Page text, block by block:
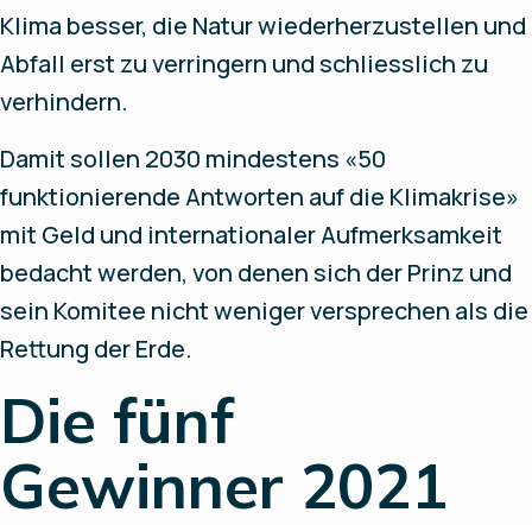
Klima besser, die Natur wiederherzustellen und
Abfall erst zu verringern und schliesslich zu
verhindern.
Damit sollen 2030 mindestens «50
funktionierende Antworten auf die Klimakrise»
mit Geld und internationaler Aufmerksamkeit
bedacht werden, von denen sich der Prinz und
sein Komitee nicht weniger versprechen als die
Rettung der Erde.
Die fünf
Gewinner 2021